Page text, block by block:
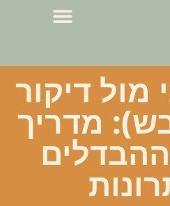
מול דיקור
מדריך